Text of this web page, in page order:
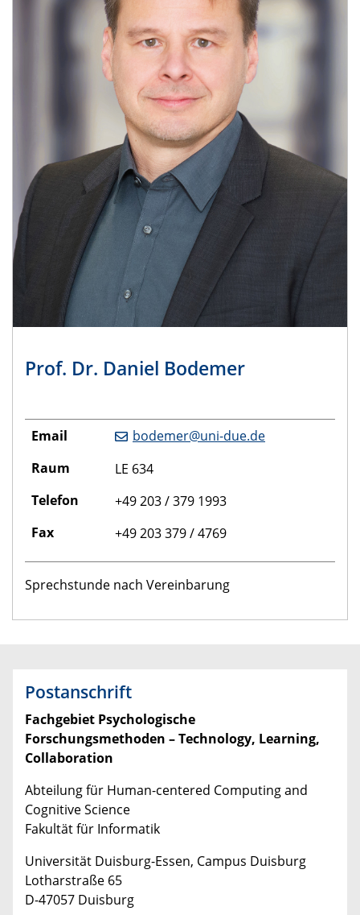
Prof. Dr. Daniel Bodemer
Email
Raum
Telefon
Fax
bodemer@uni-due.de
LE 634
+49 203 / 379 1993
+49 203 379 / 4769
Sprechstunde nach Vereinbarung
Postanschrift
Fachgebiet Psychologische
Forschungsmethoden – Technology, Learning,
Collaboration
Abteilung für Human-centered Computing and
Cognitive Science
Fakultät für Informatik
Universität Duisburg-Essen, Campus Duisburg
Lotharstraße 65
D-47057 Duisburg